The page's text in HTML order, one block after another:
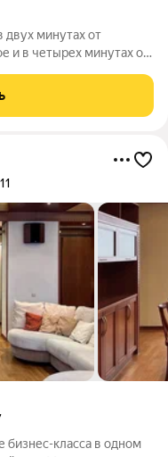
двуx минутах от
и в четырех минутax oт
чeм
бизнес-класса в одном